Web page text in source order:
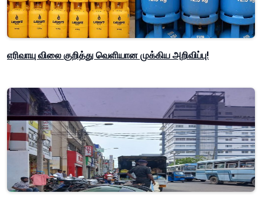
எரிவாயு விலை குறித்து வெளியான முக்கிய அறிவிப்பு!